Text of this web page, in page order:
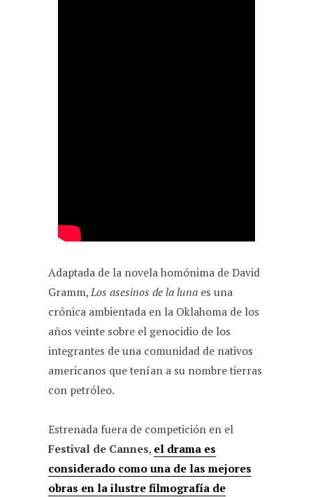
Adaptada de la novela homónima de David
Gramm,Los asesinos de la luna es una
crónica ambientada en la Oklahoma de los
años veinte sobre el genocidio de los
integrantes de una comunidad de nativos
americanos que tenían a su nombre tierras
con petróleo.
Estrenada fuera de competición en el
Festival de Cannes, el drama es
considerado como una de las mejores
obras en la ilustre filmografía de